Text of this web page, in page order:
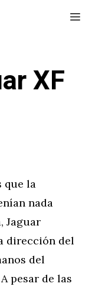
XF
que la
nada
Jaguar
dirección del
del
pesar de las